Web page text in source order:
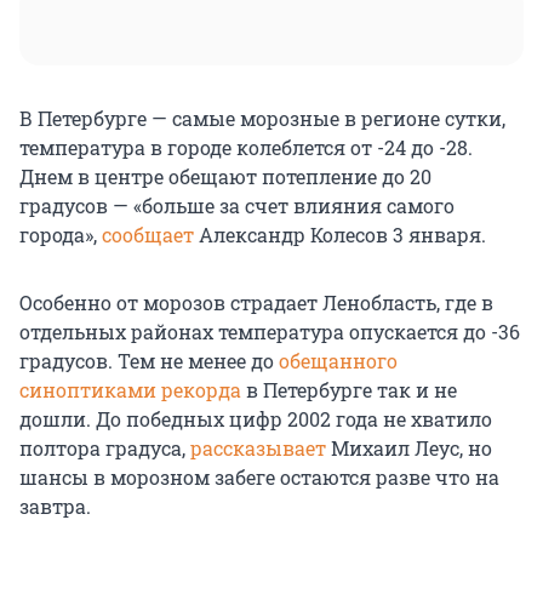
В Петербурге — самые морозные в регионе сутки,
температура в городе колеблется от -24 до -28.
Днем в центре обещают потепление до 20
градусов — «больше за счет влияния самого
города»,сообщает Александр Колесов 3 января.
Особенно от морозов страдает Ленобласть, где в
отдельных районах температура опускается до -36
градусов. Тем не менее дообещанного
синоптиками рекорда в Петербурге так и не
дошли. До победных цифр 2002 года не хватило
полтора градуса,рассказываетМихаил Леус, но
шансы в морозном забеге остаются разве что на
завтра.